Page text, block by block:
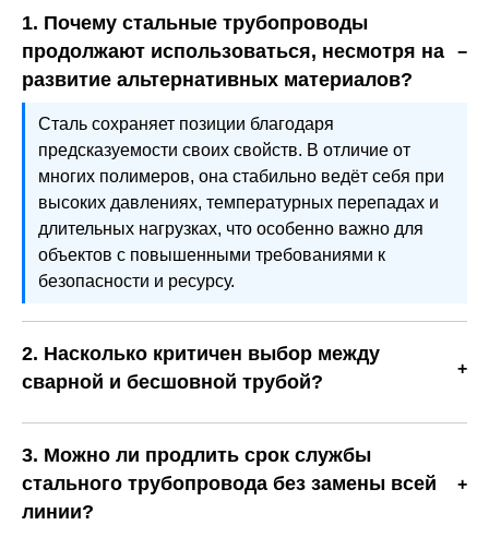
1. Почему стальные трубопроводы
продолжают использоваться, несмотря на
развитие альтернативных материалов?
Сталь сохраняет позиции благодаря
предсказуемости своих свойств. В отличие от
многих полимеров, она стабильно ведёт себя при
высоких давлениях, температурных перепадах и
длительных нагрузках, что особенно важно для
объектов с повышенными требованиями к
безопасности и ресурсу.
2. Насколько критичен выбор между
сварной и бесшовной трубой?
эксплуатации. Бесшовные трубы предпочтительны
для систем высокого давления и температур, тогда
как сварные широко применяются в инженерных
сетях и металлоконструкциях, где важны
3. Можно ли продлить срок службы
стального трубопровода без замены всей
линии?